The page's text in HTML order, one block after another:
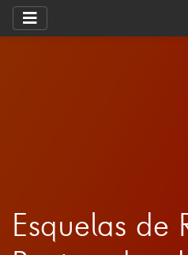
Esquelas de